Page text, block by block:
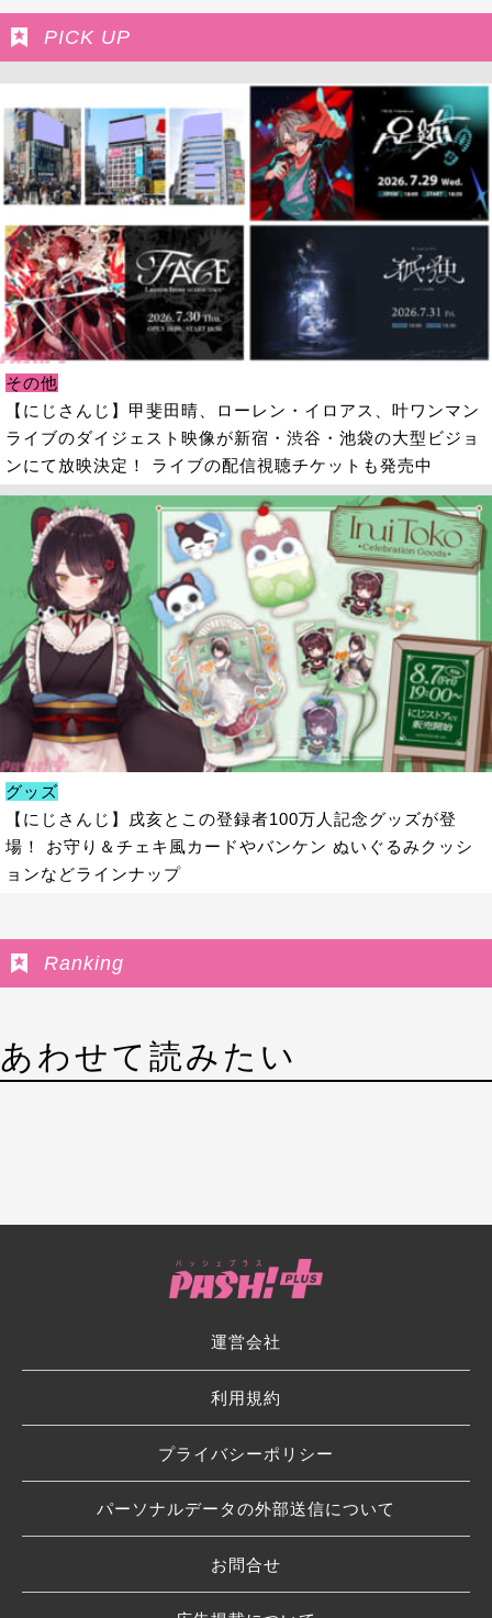
PICK UP
その他
【にじさんじ】甲斐田晴、ローレン・イロアス、叶ワンマン
ライブのダイジェスト映像が新宿・渋谷・池袋の大型ビジョ
ンにて放映決定！ ライブの配信視聴チケットも発売中
グッズ
【にじさんじ】戌亥とこの登録者100万人記念グッズが登
場！ お守り＆チェキ風カードやバンケン ぬいぐるみクッシ
ョンなどラインナップ
Ranking
あわせて読みたい
運営会社
利用規約
プライバシーポリシー
パーソナルデータの外部送信について
お問合せ